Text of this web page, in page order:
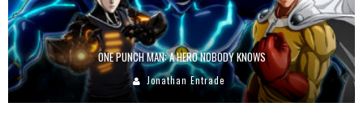
ONE PUNCH MAN: A HERO NOBODY KNOWS
Jonathan Entrade